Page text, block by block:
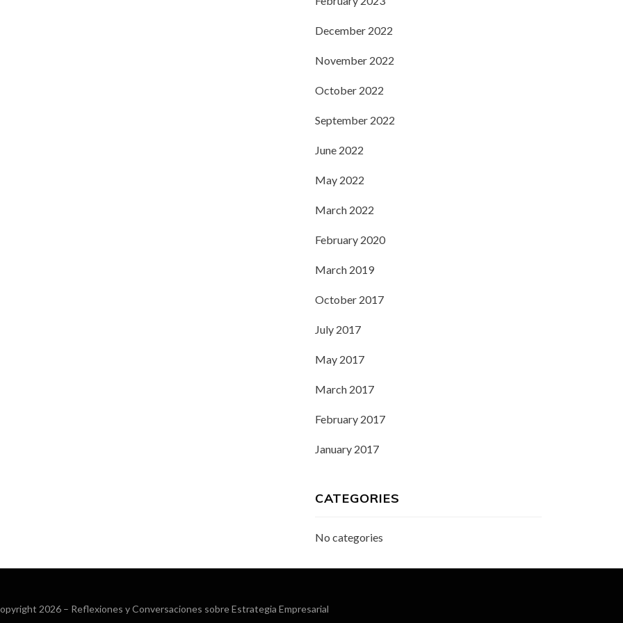
December 2022
November 2022
October 2022
September 2022
June 2022
May 2022
March 2022
February 2020
March 2019
October 2017
July 2017
May 2017
March 2017
February 2017
January 2017
CATEGORIES
No categories
2026 – Reflexiones y Conversaciones sobre Estrategia Empresarial